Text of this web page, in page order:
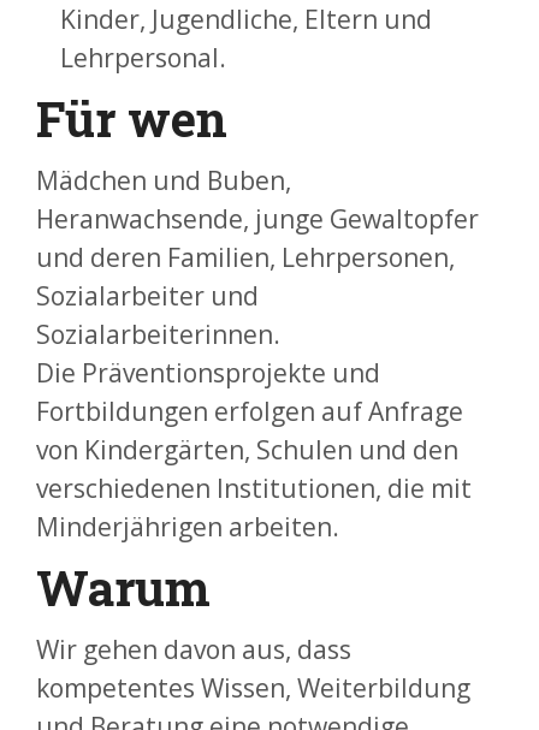
Kinder, Jugendliche, Eltern und
Lehrpersonal.
Für wen
Mädchen und Buben,
Heranwachsende, junge Gewaltopfer
und deren Familien, Lehrpersonen,
Sozialarbeiter und
Sozialarbeiterinnen.
Die Präventionsprojekte und
Fortbildungen erfolgen auf Anfrage
von Kindergärten, Schulen und den
verschiedenen Institutionen, die mit
Minderjährigen arbeiten.
Warum
Wir gehen davon aus, dass
kompetentes Wissen, Weiterbildung